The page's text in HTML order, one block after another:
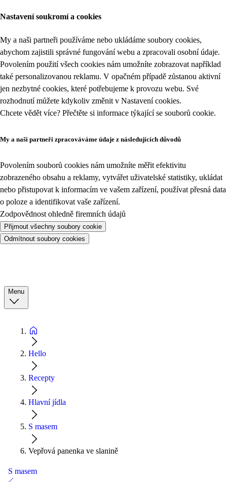
Nastavení soukromí a cookies
My a naši partneři používáme nebo ukládáme soubory cookies,
abychom zajistili správné fungování webu a zpracovali osobní údaje.
Povolením použití všech cookies nám umožníte zobrazovat například
také personalizovanou reklamu. V opačném případě zůstanou aktivní
jen nezbytné cookies, které potřebujeme k provozu webu. Své
rozhodnutí můžete kdykoliv změnit v Nastavení cookies.
Chcete vědět více? Přečtěte si informace týkající se souborů cookie.
My a naši partneři zpracováváme údaje z následujících důvodů
Povolením souborů cookies nám umožníte měřit efektivitu
zobrazeného obsahu a reklamy, vytvářet uživatelské statistiky, ukládat
nebo přistupovat k informacím ve vašem zařízení, používat přesná data
o poloze a identifikovat vaše zařízení.
Zodpovědnost ohledně firemních údajů
Přijmout všechny soubory cookie
Odmítnout soubory cookies
Menu
Hello
Recepty
Hlavní jídla
S masem
Vepřová panenka ve slanině
S masem